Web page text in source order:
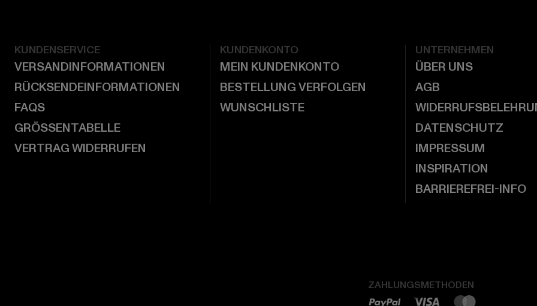
KUNDENSERVICE
VERSANDINFORMATIONEN
RÜCKSENDEINFORMATIONEN
FAQS
GRÖSSENTABELLE
VERTRAG WIDERRUFEN
KUNDENKONTO
MEIN KUNDENKONTO
BESTELLUNG VERFOLGEN
WUNSCHLISTE
UNTERNEHMEN
ÜBER UNS
AGB
DATENSCHUTZ
IMPRESSUM
INSPIRATION
BARRIEREFREI-INFO
ZAHLUNGSMETHODEN